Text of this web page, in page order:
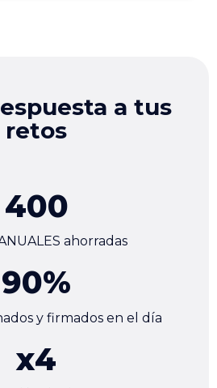
a tus
retos
ahorradas
400
y firmados en el día
90%
x4